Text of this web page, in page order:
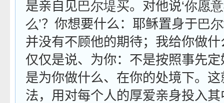
是亲自见巴尔堤买。对他说‘你愿
么’？你想要什么：耶稣置身于巴
并没有不顾他的期待；我给你做
仅仅是说、为你：不是按照事先
是为你做什么、在你的处境下。
法，用对每个人的厚爱亲身投入